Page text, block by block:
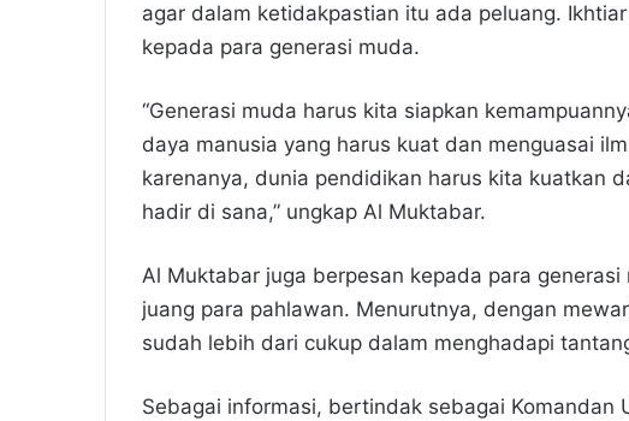
agar dalam ketidakpastian itu ada peluang.
kepada para generasi muda.
“Generasi muda harus kita siapkan
daya manusia yang harus kuat dan menguasai
karenanya, dunia pendidikan harus kita kuatkan
hadir di sana,” ungkap Al Muktabar.
Al Muktabar juga berpesan kepada para
juang para pahlawan. Menurutnya, dengan
sudah lebih dari cukup dalam menghadapi
Sebagai informasi, bertindak sebagai Komandan